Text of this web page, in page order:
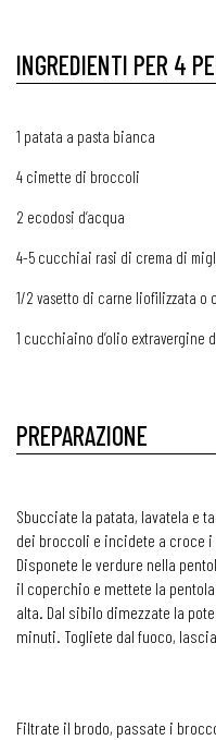
INGREDIENTI PER 4
1 patata a pasta bianca
4 cimette di broccoli
2 ecodosi d’acqua
4-5 cucchiai rasi di crema di
1/2 vasetto di carne liofilizzata o
1 cucchiaino d’olio extravergine
PREPARAZIONE
Sbucciate la patata, lavatela e
dei broccoli e incidete a croce
Disponete le verdure nella
il coperchio e mettete la
alta. Dal sibilo dimezzate la
minuti. Togliete dal fuoco,
Filtrate il brodo, passate i